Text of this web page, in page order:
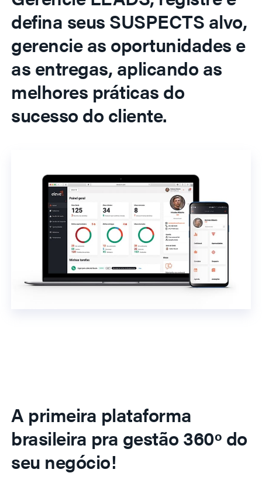
defina seus SUSPECTS alvo,
gerencie as oportunidades e
as entregas, aplicando as
melhores práticas do
sucesso do cliente.
A primeira plataforma
brasileira pra gestão 360º do
seu negócio!